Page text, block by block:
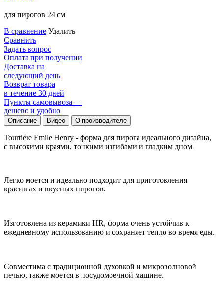
для пирогов 24 см
В сравнение Удалить
Сравнить
Задать вопрос
Оплата при получении
Доставка на
следующий день
Возврат товара
в течение 30 дней
Пункты самовывоза —
дешево и удобно
Описание Видео О производителе
Tourtière Emile Henry - форма для пирога идеального дизайна,
с высокими краями, тонкими изгибами и гладким дном.
Легко моется и идеально подходит для приготовления
красивых и вкусных пирогов.
Изготовлена из керамики HR, форма очень устойчив к
ежедневному использованию и сохраняет тепло во время еды.
Совместима с традиционной духовкой и микроволновой
печью, также моется в посудомоечной машине.